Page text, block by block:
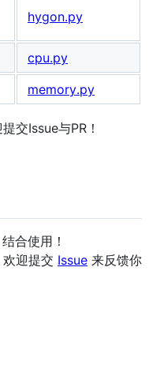
hygon.py
cpu.py
memory.py
交Issue与PR！
合使用！
迎提交 Issue 来反馈你